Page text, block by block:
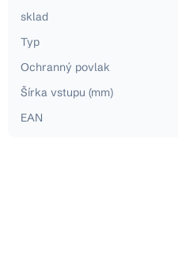
sklad
Typ
Ochranný povlak
Šírka vstupu (mm)
EAN